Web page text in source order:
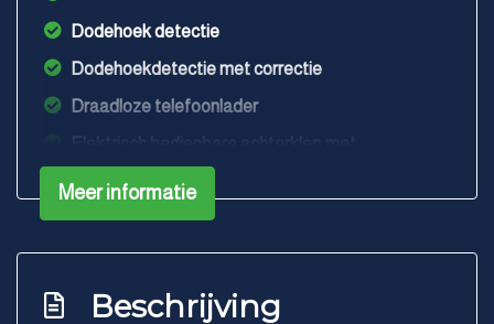
Dodehoek detectie
Dodehoekdetectie met correctie
Draadloze telefoonlader
sensorsturing
Hoofd airbag(s) achter
Meer informatie
Beschrijving